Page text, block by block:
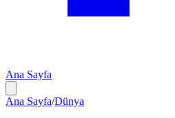
Ana Sayfa
Ana Sayfa/Dünya